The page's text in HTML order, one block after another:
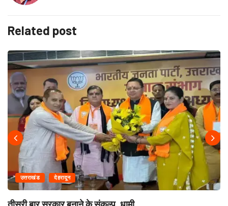
Related post
उत्तराखंड देहरादून